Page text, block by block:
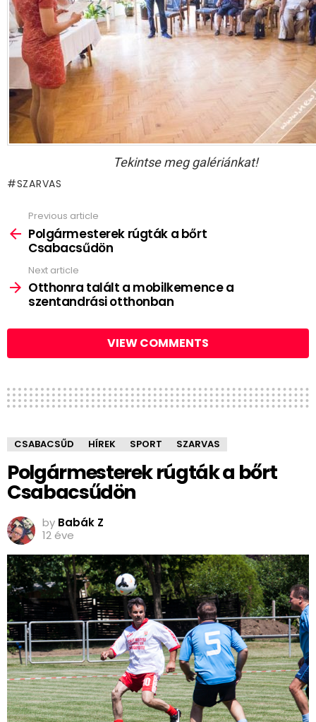
Tekintse meg galériánkat!
SZARVAS
more
Previous article
Polgármesterek rúgták a bőrt
Csabacsűdön
Next article
Otthonra talált a mobilkemence a
szentandrási otthonban
VIEW COMMENTS
CSABACSŰD HÍREK SPORT SZARVAS
Polgármesterek rúgták a bőrt
Csabacsűdön
by Babák Z
12 éve